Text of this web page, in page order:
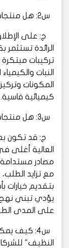
س2: هل منتجات الجمال النظيف أقل فعالية؟
ج: على
الرائدة
تركيبات
النبات
المكونات
كيميائية قاسية.
س3: هل منتجات الجمال النظيف أغلى دائماً؟
ج: قد تكون
العالية أغلى
مصادر
مع تزايد الطلب،
بتقديم خيارات
يؤدي تبني نهج
على المدى
س4: كيف
النظيف"